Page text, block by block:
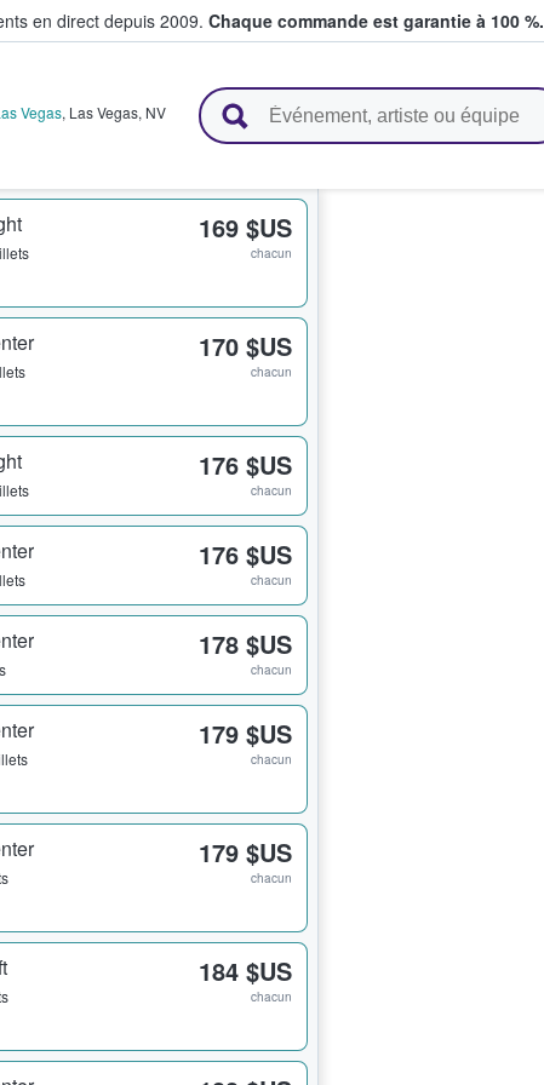
en direct depuis 2009. Chaque commande est garantie à 100 %.
vendent des billets
Vegas, Las Vegas, NV
169 $US
chacun
170 $US
chacun
176 $US
chacun
176 $US
chacun
178 $US
chacun
179 $US
chacun
179 $US
chacun
184 $US
chacun